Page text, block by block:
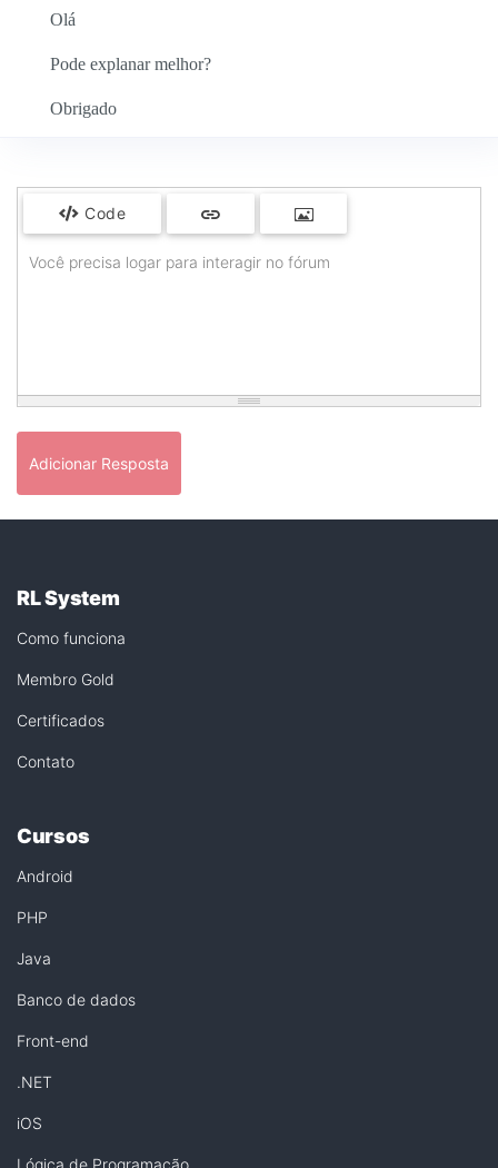
Olá
Pode explanar melhor?
Obrigado
Code
Você precisa logar para interagir no fórum
Adicionar Resposta
RL System
Como funciona
Membro Gold
Certificados
Contato
Cursos
Android
PHP
Java
Banco de dados
Front-end
.NET
iOS
Lógica de Programação